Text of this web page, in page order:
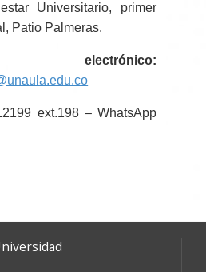
Universitario, primer
Patio Palmeras.
ext.198 – WhatsApp